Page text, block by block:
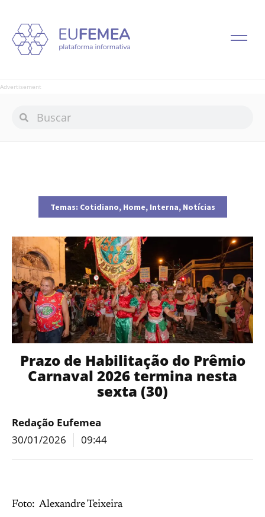
Advertisement
Temas: Cotidiano, Home, Interna, Notícias
Prazo de Habilitação do Prêmio
Carnaval 2026 termina nesta
sexta (30)
Redação Eufemea
30/01/2026
09:44
Foto: Alexandre Teixeira